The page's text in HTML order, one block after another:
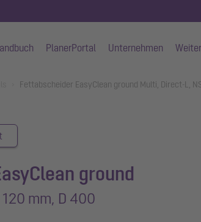
PlanerPortal Unternehmen
Fettabscheider EasyClean ground Multi, Direct-L,
ground
mm, D 400